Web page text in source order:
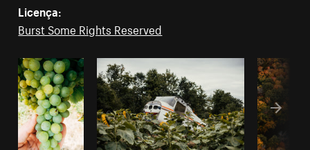
Licença:
Burst Some Rights Reserved